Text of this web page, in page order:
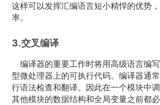
这样可以发挥汇编语言短小精悍的优势
率。
3.交叉编译
编译器的重要工作时将用高级语言编
型微处理器上的可执行代码。编译器通
行语法检查和翻译。因此在一个模块中
其他模块的数据结构和全局变量之前都必